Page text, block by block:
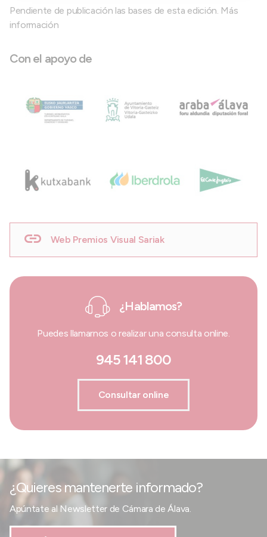
Pendiente de publicación las bases de esta edición. Más
información
Con el apoyo de
Web Premios Visual Sariak
¿Hablamos?
Puedes llamarnos o realizar una consulta online.
945 141 800
Consultar online
¿Quieres mantenerte informado?
Apúntate al Newsletter de Cámara de Álava.